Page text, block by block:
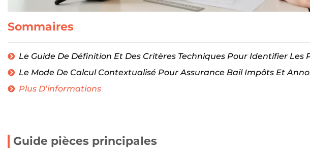
Sommaires
Le Guide De Définition Et Des Critères Techniques Pour Identifier Les
Le Mode De Calcul Contextualisé Pour Assurance Bail Impôts Et
Plus D’informations
Guide pièces principales